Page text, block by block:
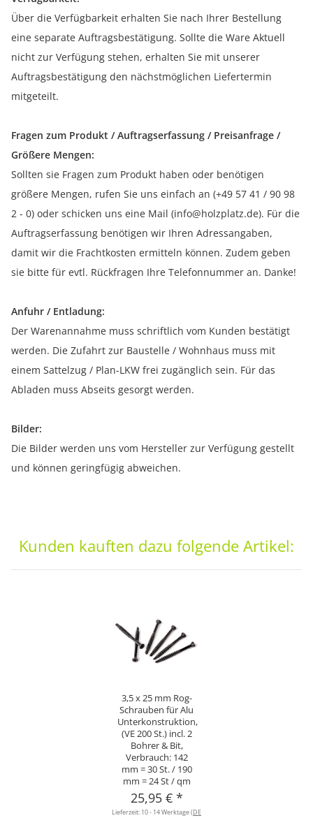
Über die Verfügbarkeit erhalten Sie nach Ihrer Bestellung
eine separate Auftragsbestätigung. Sollte die Ware Aktuell
nicht zur Verfügung stehen, erhalten Sie mit unserer
Auftragsbestätigung den nächstmöglichen Liefertermin
mitgeteilt.
Fragen zum Produkt / Auftragserfassung / Preisanfrage /
Größere Mengen:
Sollten sie Fragen zum Produkt haben oder benötigen
größere Mengen, rufen Sie uns einfach an (+49 57 41 / 90 98
2 - 0) oder schicken uns eine Mail (info@holzplatz.de). Für die
Auftragserfassung benötigen wir Ihren Adressangaben,
damit wir die Frachtkosten ermitteln können. Zudem geben
sie bitte für evtl. Rückfragen Ihre Telefonnummer an. Danke!
Anfuhr / Entladung:
Der Warenannahme muss schriftlich vom Kunden bestätigt
werden. Die Zufahrt zur Baustelle / Wohnhaus muss mit
einem Sattelzug / Plan-LKW frei zugänglich sein. Für das
Abladen muss Abseits gesorgt werden.
Bilder:
Die Bilder werden uns vom Hersteller zur Verfügung gestellt
und können geringfügig abweichen.
Kunden kauften dazu folgende Artikel:
3,5 x 25 mm Rog-
Schrauben für Alu
Unterkonstruktion,
(VE 200 St.) incl. 2
Bohrer & Bit,
Verbrauch: 142
mm = 30 St. / 190
mm = 24 St / qm
25,95 € *
Lieferzeit: 10 - 14 Werktage(DE